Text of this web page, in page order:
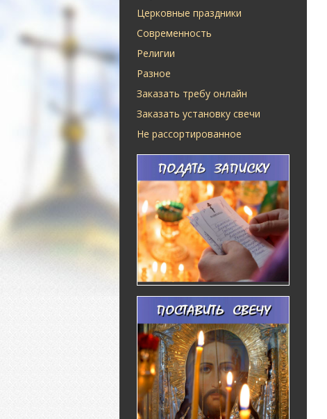
Церковные праздники
Современность
Религии
Разное
Заказать требу онлайн
Заказать установку свечи
Не рассортированное